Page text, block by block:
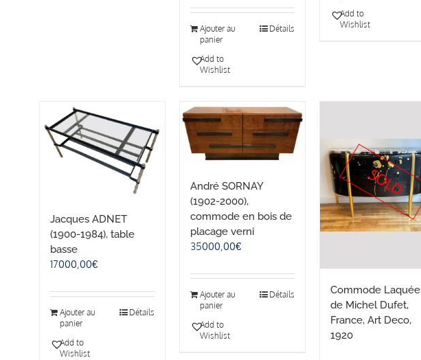
Ajouter au
panier
Détails
Add to
Wishlist
Add to
Wishlist
Jacques ADNET
(1900-1984), table
basse
17000,00€
Ajouter au
panier
Détails
Add to
Wishlist
André SORNAY
(1902-2000),
commode en bois de
placage verni
35000,00€
Ajouter au
panier
Détails
Add to
Wishlist
Commode Laquée
de Michel Dufet,
France, Art Deco,
1920